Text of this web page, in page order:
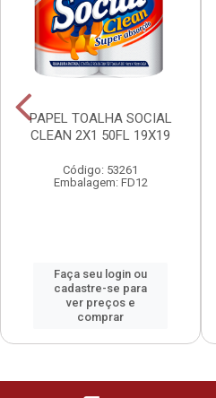
PAPEL TOALHA SOCIAL
CLEAN 2X1 50FL 19X19
Código: 53261
Embalagem: FD12
Faça seu login ou
cadastre-se para
ver preços e
comprar